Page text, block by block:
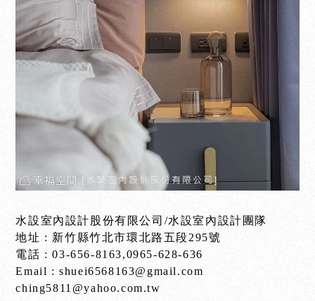
水設室內設計股份有限公司/水設室內設計團隊
地址 : 新竹縣竹北市環北路五段295號
電話 : 03-656-8163,0965-628-636
Email : shuei6568163@gmail.com
ching5811@yahoo.com.tw